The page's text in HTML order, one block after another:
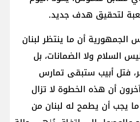
لتحقيق هدف جديد.
الجمهورية أن ما ينتظر لبنان
السلام ولا الضمانات، بل
فتل أبيب ستبقى تمارس
آخرون أن هذه الخطوة لا تزال
يجب أن يطمح له لبنان من